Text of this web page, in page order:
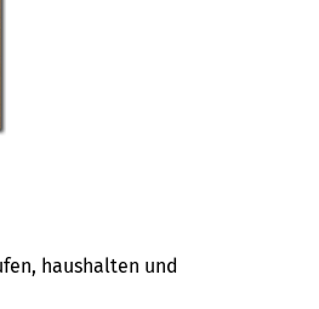
haushalten und